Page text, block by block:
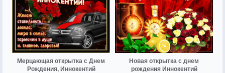
Мерцающая открытка с Днем
Рождения, Иннокентий
Новая открытка с днем
рождения Иннокентий